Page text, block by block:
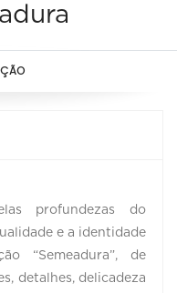
profundezas do
e a identidade
“Semeadura”, de
detalhes, delicadeza